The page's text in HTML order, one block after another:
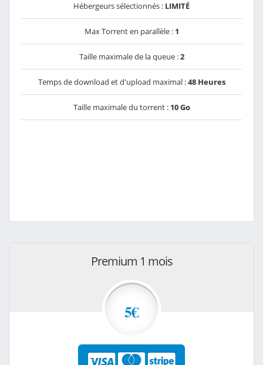
Hébergeurs sélectionnés : LIMITÉ
Max Torrent en parallèle : 1
Taille maximale de la queue :2
Temps de download et d'upload maximal :48 Heures
Taille maximale du torrent : 10 Go
Premium 1 mois
5€